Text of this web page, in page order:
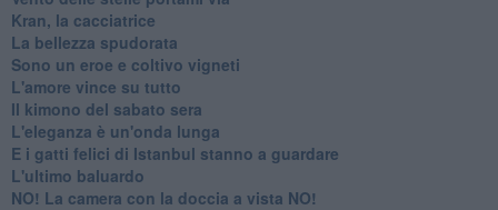
Kran, la cacciatrice
La bellezza spudorata
Sono un eroe e coltivo vigneti
L'amore vince su tutto
Il kimono del sabato sera
L'eleganza è un'onda lunga
E i gatti felici di Istanbul stanno a guardare
L'ultimo baluardo
NO! La camera con la doccia a vista NO!